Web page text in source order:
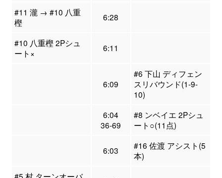
#11 瀧 → #10 八重
樫
6:28
#10 八重樫 2Pシュ
ート×
6:11
6:09
#6 下山 ディフェン
スリバウンド(1-9-
10)
6:04
36-69
#8 ンベイエ 2Pシュ
ート○(11点)
6:03
#16 佐渡 アシスト(5
本)